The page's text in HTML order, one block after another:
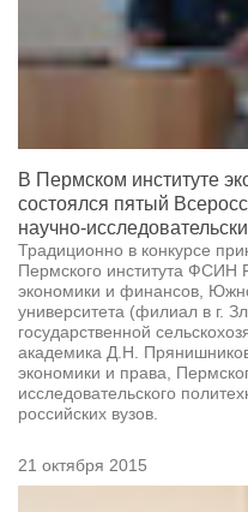
В Пермском институте
состоялся пятый
научно-
Традиционно в конкурсе
Пермского института ФСИН
экономики и финансов,
университета (филиал в г.
государственной
академика Д.Н.
экономики и права,
исследовательского
российских вузов.
21 октября 2015